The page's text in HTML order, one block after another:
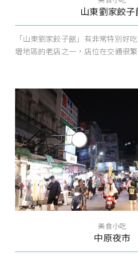
山東劉家餃子
「山東劉家餃子館」有非常特別好
壢地區的老店之一，店位在交通很
美食小吃
中原夜市